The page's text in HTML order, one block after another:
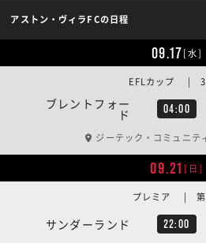
アストン・ヴィラFCの日程
09.17[水]
ブレントフォー
ド 04:00
EFLカップ | 3
ジーテック・コミュニテ
09.21 [日]
サンダーランド 22:00
プレミア | 第